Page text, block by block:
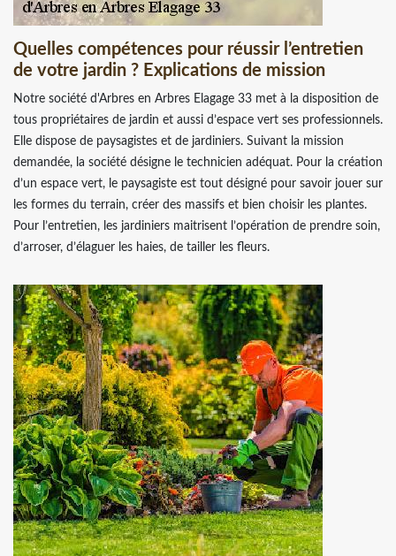
Quelles compétences pour réussir l’entretien
de votre jardin ? Explications de mission
Notre société d'Arbres en Arbres Elagage 33 met à la disposition de
tous propriétaires de jardin et aussi d’espace vert ses professionnels.
Elle dispose de paysagistes et de jardiniers. Suivant la mission
demandée, la société désigne le technicien adéquat. Pour la création
d’un espace vert, le paysagiste est tout désigné pour savoir jouer sur
les formes du terrain, créer des massifs et bien choisir les plantes.
Pour l’entretien, les jardiniers maitrisent l’opération de prendre soin,
d’arroser, d’élaguer les haies, de tailler les fleurs.